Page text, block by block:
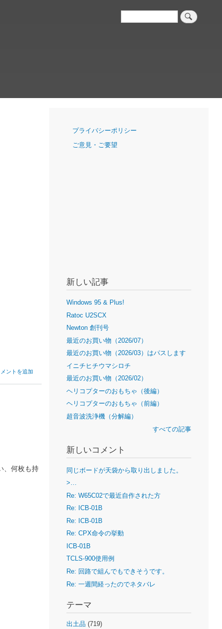
検
索
ントを追加
、何枚も持
ナ
ゲ
プライバシーポリシー
ご意見・ご要望
新しい記事
Windows 95 & Plus!
Ratoc U2SCX
Newton 創刊号
最近のお買い物（2026/07）
最近のお買い物（2026/03）はパスします
イニチヒチウマシロチ
最近のお買い物（2026/02）
ヘリコプターのおもちゃ（後編）
ヘリコプターのおもちゃ（前編）
超音波洗浄機（分解編）
すべての記事
新しいコメント
同じボードが天袋から取り出しました。
>…
Re: W65C02で最近自作された方
Re: ICB-01B
Re: ICB-01B
Re: CPX命令の挙動
ICB-01B
TCLS-900使用例
Re: 回路で組んでもできそうです。
Re: 一週間経ったのでネタバレ
テーマ
出土品 (719)